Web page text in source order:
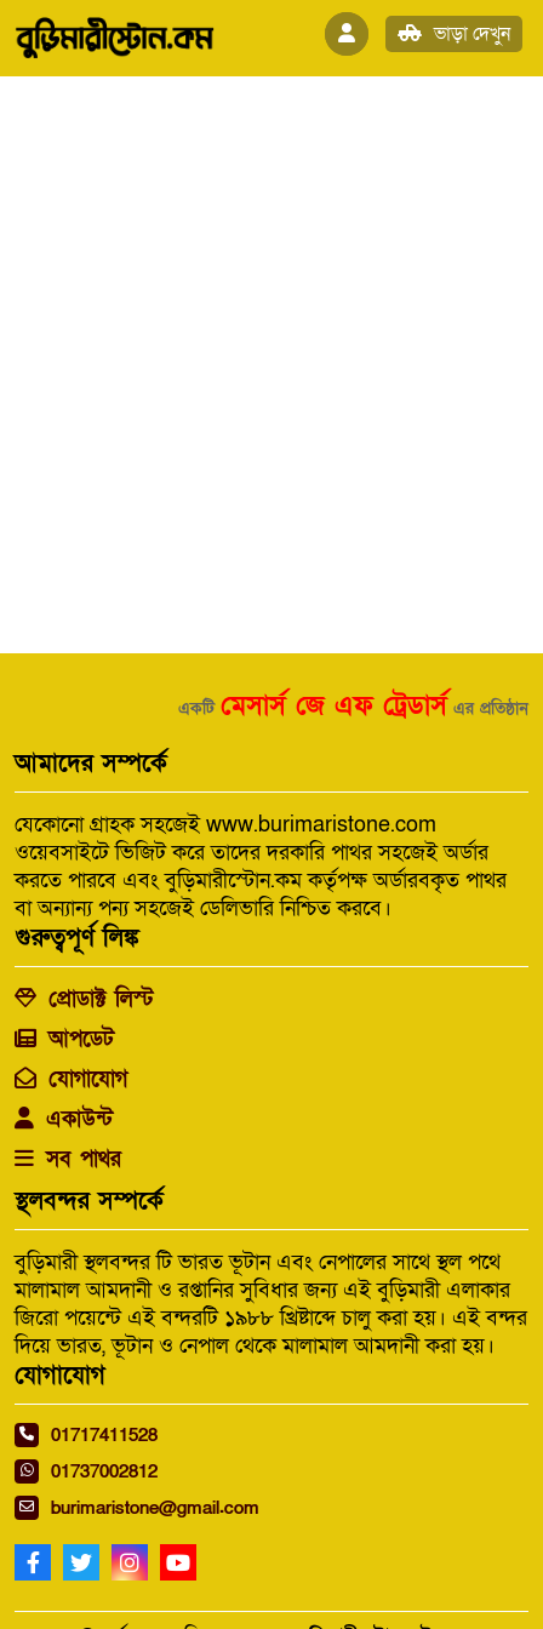
ভাড়া দেখুন
একটি মেসার্স জে এফ ট্রেডার্স এর প্রতিষ্ঠান
আমাদের সম্পর্কে
যেকোনো গ্রাহক সহজেই www.burimaristone.com
ওয়েবসাইটে ভিজিট করে তাদের দরকারি পাথর সহজেই অর্ডার
করতে পারবে এবং বুড়িমারীস্টোন.কম কর্তৃপক্ষ অর্ডারবকৃত পাথর
বা অন্যান্য পন্য সহজেই ডেলিভারি নিশ্চিত করবে।
গুরুত্বপূর্ণ লিঙ্ক
প্রোডাক্ট লিস্ট
আপডেট
যোগাযোগ
একাউন্ট
সব পাথর
স্থলবন্দর সম্পর্কে
বুড়িমারী স্থলবন্দর টি ভারত ভূটান এবং নেপালের সাথে স্থল পথে
মালামাল আমদানী ও রপ্তানির সুবিধার জন্য এই বুড়িমারী এলাকার
জিরো পয়েন্টে এই বন্দরটি ১৯৮৮ খ্রিষ্টাব্দে চালু করা হয়। এই বন্দর
দিয়ে ভারত, ভূটান ও নেপাল থেকে মালামাল আমদানী করা হয়।
যোগাযোগ
01717411528
01737002812
burimaristone@gmail.com